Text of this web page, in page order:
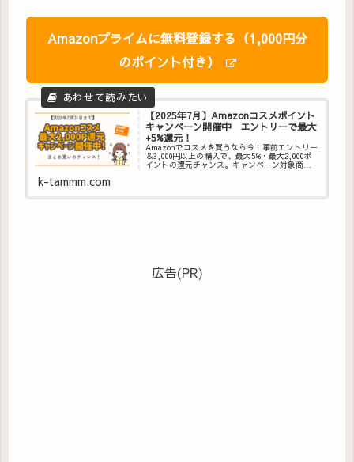
Amazonプライムに無料登録する（1,000円分
のポイント付き）
【2025年7月】Amazonコスメポイント
キャンペーン開催中 エントリーで最大
+5%還元！
Amazonでコスメを買うなら今！事前エントリー
＆3,000円以上の購入で、最大5%・最大2,000ポ
イントの還元チャンス。キャンペーン対象商品
k-tammm.com
広告(PR)